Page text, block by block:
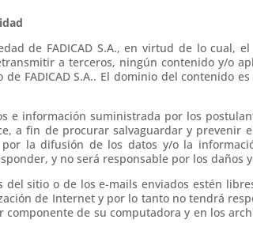
de FADICAD S.A., en virtud de lo cual,
a terceros, ningún contenido y/o
FADICAD S.A.. El dominio del contenido
e información suministrada por los
a fin de procurar salvaguardar y prevenir
por la difusión de los datos y/o la
y no será responsable por los
del sitio o de los e-mails enviados estén
de Internet y por lo tanto no tendrá
de su computadora y en los